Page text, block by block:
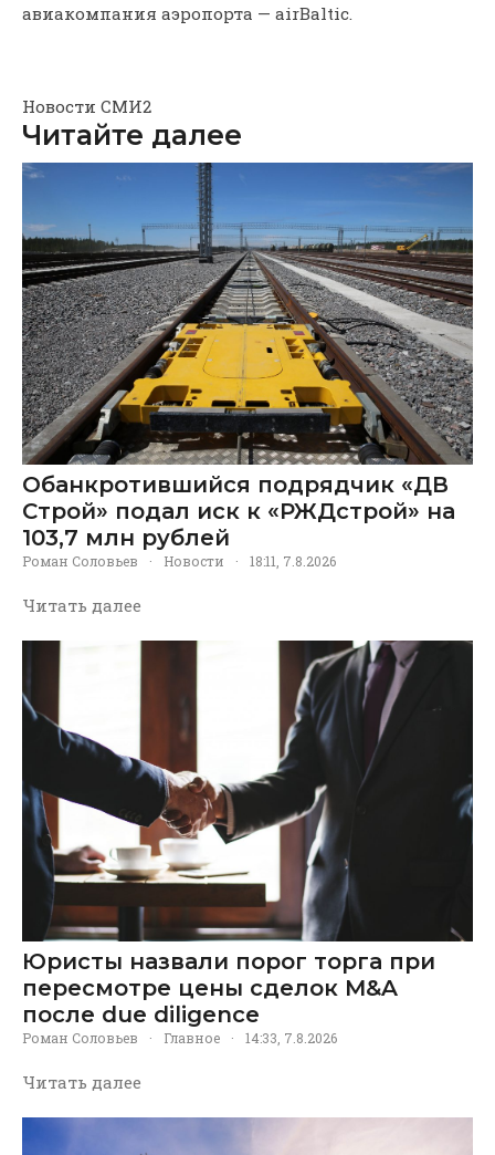
авиакомпания аэропорта — airBaltic.
Новости СМИ2
Читайте далее
Обанкротившийся подрядчик «ДВ
Строй» подал иск к «РЖДстрой» на
103,7 млн рублей
Роман Соловьев · Новости · 18:11, 7.8.2026
Читать далее
Юристы назвали порог торга при
пересмотре цены сделок M&A
после due diligence
Роман Соловьев · Главное · 14:33, 7.8.2026
Читать далее